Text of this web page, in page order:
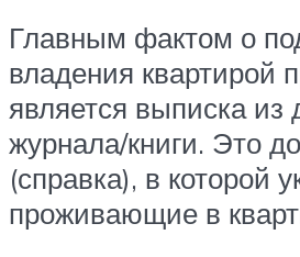
Главным фактом о
владения квартирой
является выписка из
журнала/книги. Это
(справка), в которой
проживающие в